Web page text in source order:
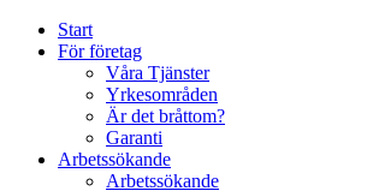
Start
För företag
Våra Tjänster
Yrkesområden
Är det bråttom?
Garanti
Arbetssökande
Arbetssökande